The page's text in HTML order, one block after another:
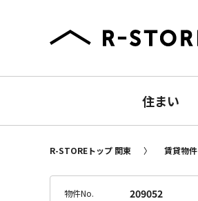
住まい
R-STOREトップ 関東 賃貸物件
物件No. 209052